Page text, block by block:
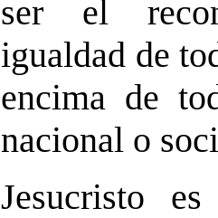
ser el
igualdad de
encima de
nacional o
Jesucristo